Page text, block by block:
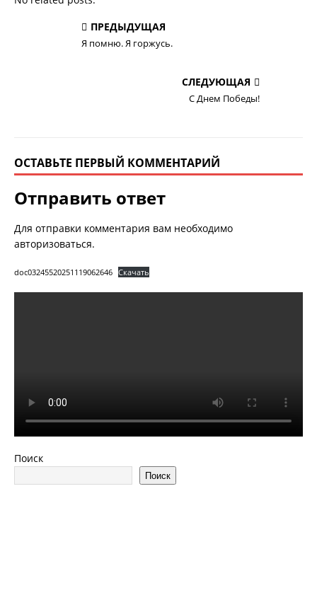
ПРЕДЫДУЩАЯ
Я помню. Я горжусь.
СЛЕДУЮЩАЯ
С Днем Победы!
ОСТАВЬТЕ ПЕРВЫЙ КОММЕНТАРИЙ
Отправить ответ
Для отправки комментария вам необходимо
авторизоваться.
doc03245520251119062646 Скачать
Поиск
Поиск